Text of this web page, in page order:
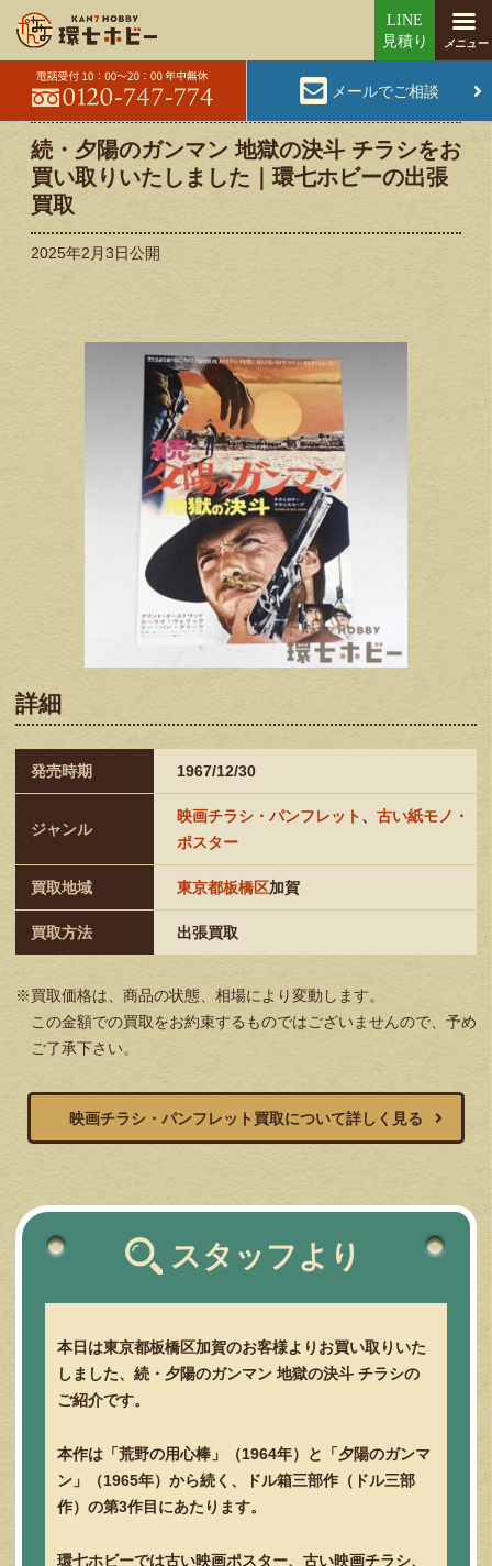
メールでご相談
続・夕陽のガンマン 地獄の決斗 チラシをお
買い取りいたしました｜環七ホビーの出張
買取
2025年2月3日公開
詳細
発売時期 1967/12/30
ジャンル
映画チラシ・パンフレット、 古い紙モノ・
ポスター
買取地域 東京都板橋区加賀
買取方法 出張買取
※買取価格は、商品の状態、相場により変動します。
この金額での買取をお約束するものではございませんので、予め
ご了承下さい。
映画チラシ・パンフレット買取について詳しく見る
スタッフより
本日は東京都板橋区加賀のお客様よりお買い取りいた
しました、続・夕陽のガンマン 地獄の決斗 チラシの
ご紹介です。
本作は「荒野の用心棒」（1964年）と「夕陽のガンマ
ン」（1965年）から続く、ドル箱三部作（ドル三部
作）の第3作目にあたります。
環七ホビーでは古い映画ポスター、古い映画チラシ、